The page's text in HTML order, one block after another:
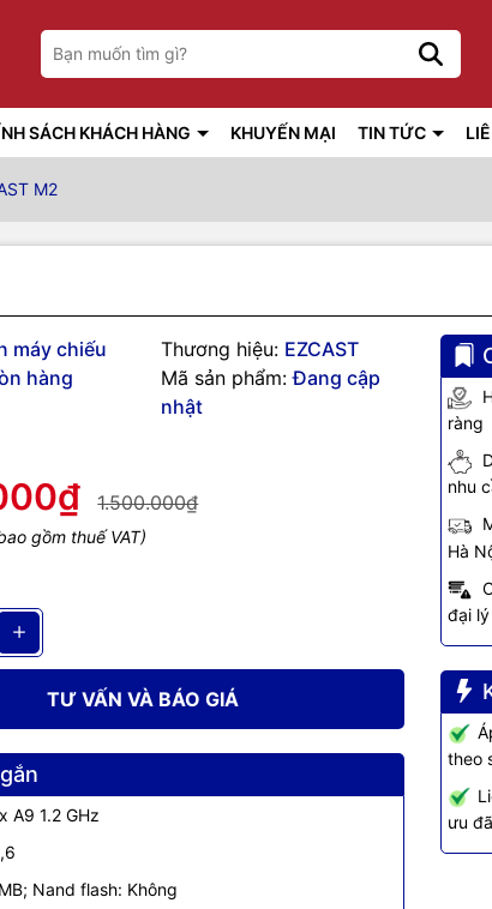
SÁCH KHÁCH HÀNG KHUYẾN MẠI TIN TỨC
M2
máy chiếu Thương hiệu: EZCAST
hàng Mã sản phẩm: Đang cập
nhật
1.500.000₫
gồm thuế VAT)
TƯ VẤN VÀ BÁO GIÁ
A9 1.2 GHz
Nand flash: Không
ràng
nhu
Hà
đại lý
theo
ưu
Dongle
128M
Miracast